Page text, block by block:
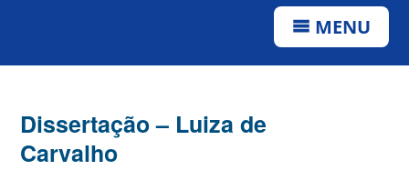
MENU
Dissertação – Luiza de
Carvalho